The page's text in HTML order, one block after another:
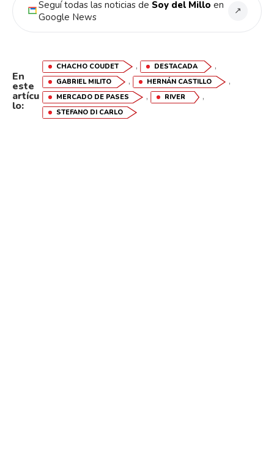
Seguí todas las noticias de Soy del Millo en
Google News
↗
En
este
artícu
lo:
CHACHO COUDET , DESTACADA ,
GABRIEL MILITO , HERNÁN CASTILLO ,
MERCADO DE PASES , RIVER ,
STEFANO DI CARLO